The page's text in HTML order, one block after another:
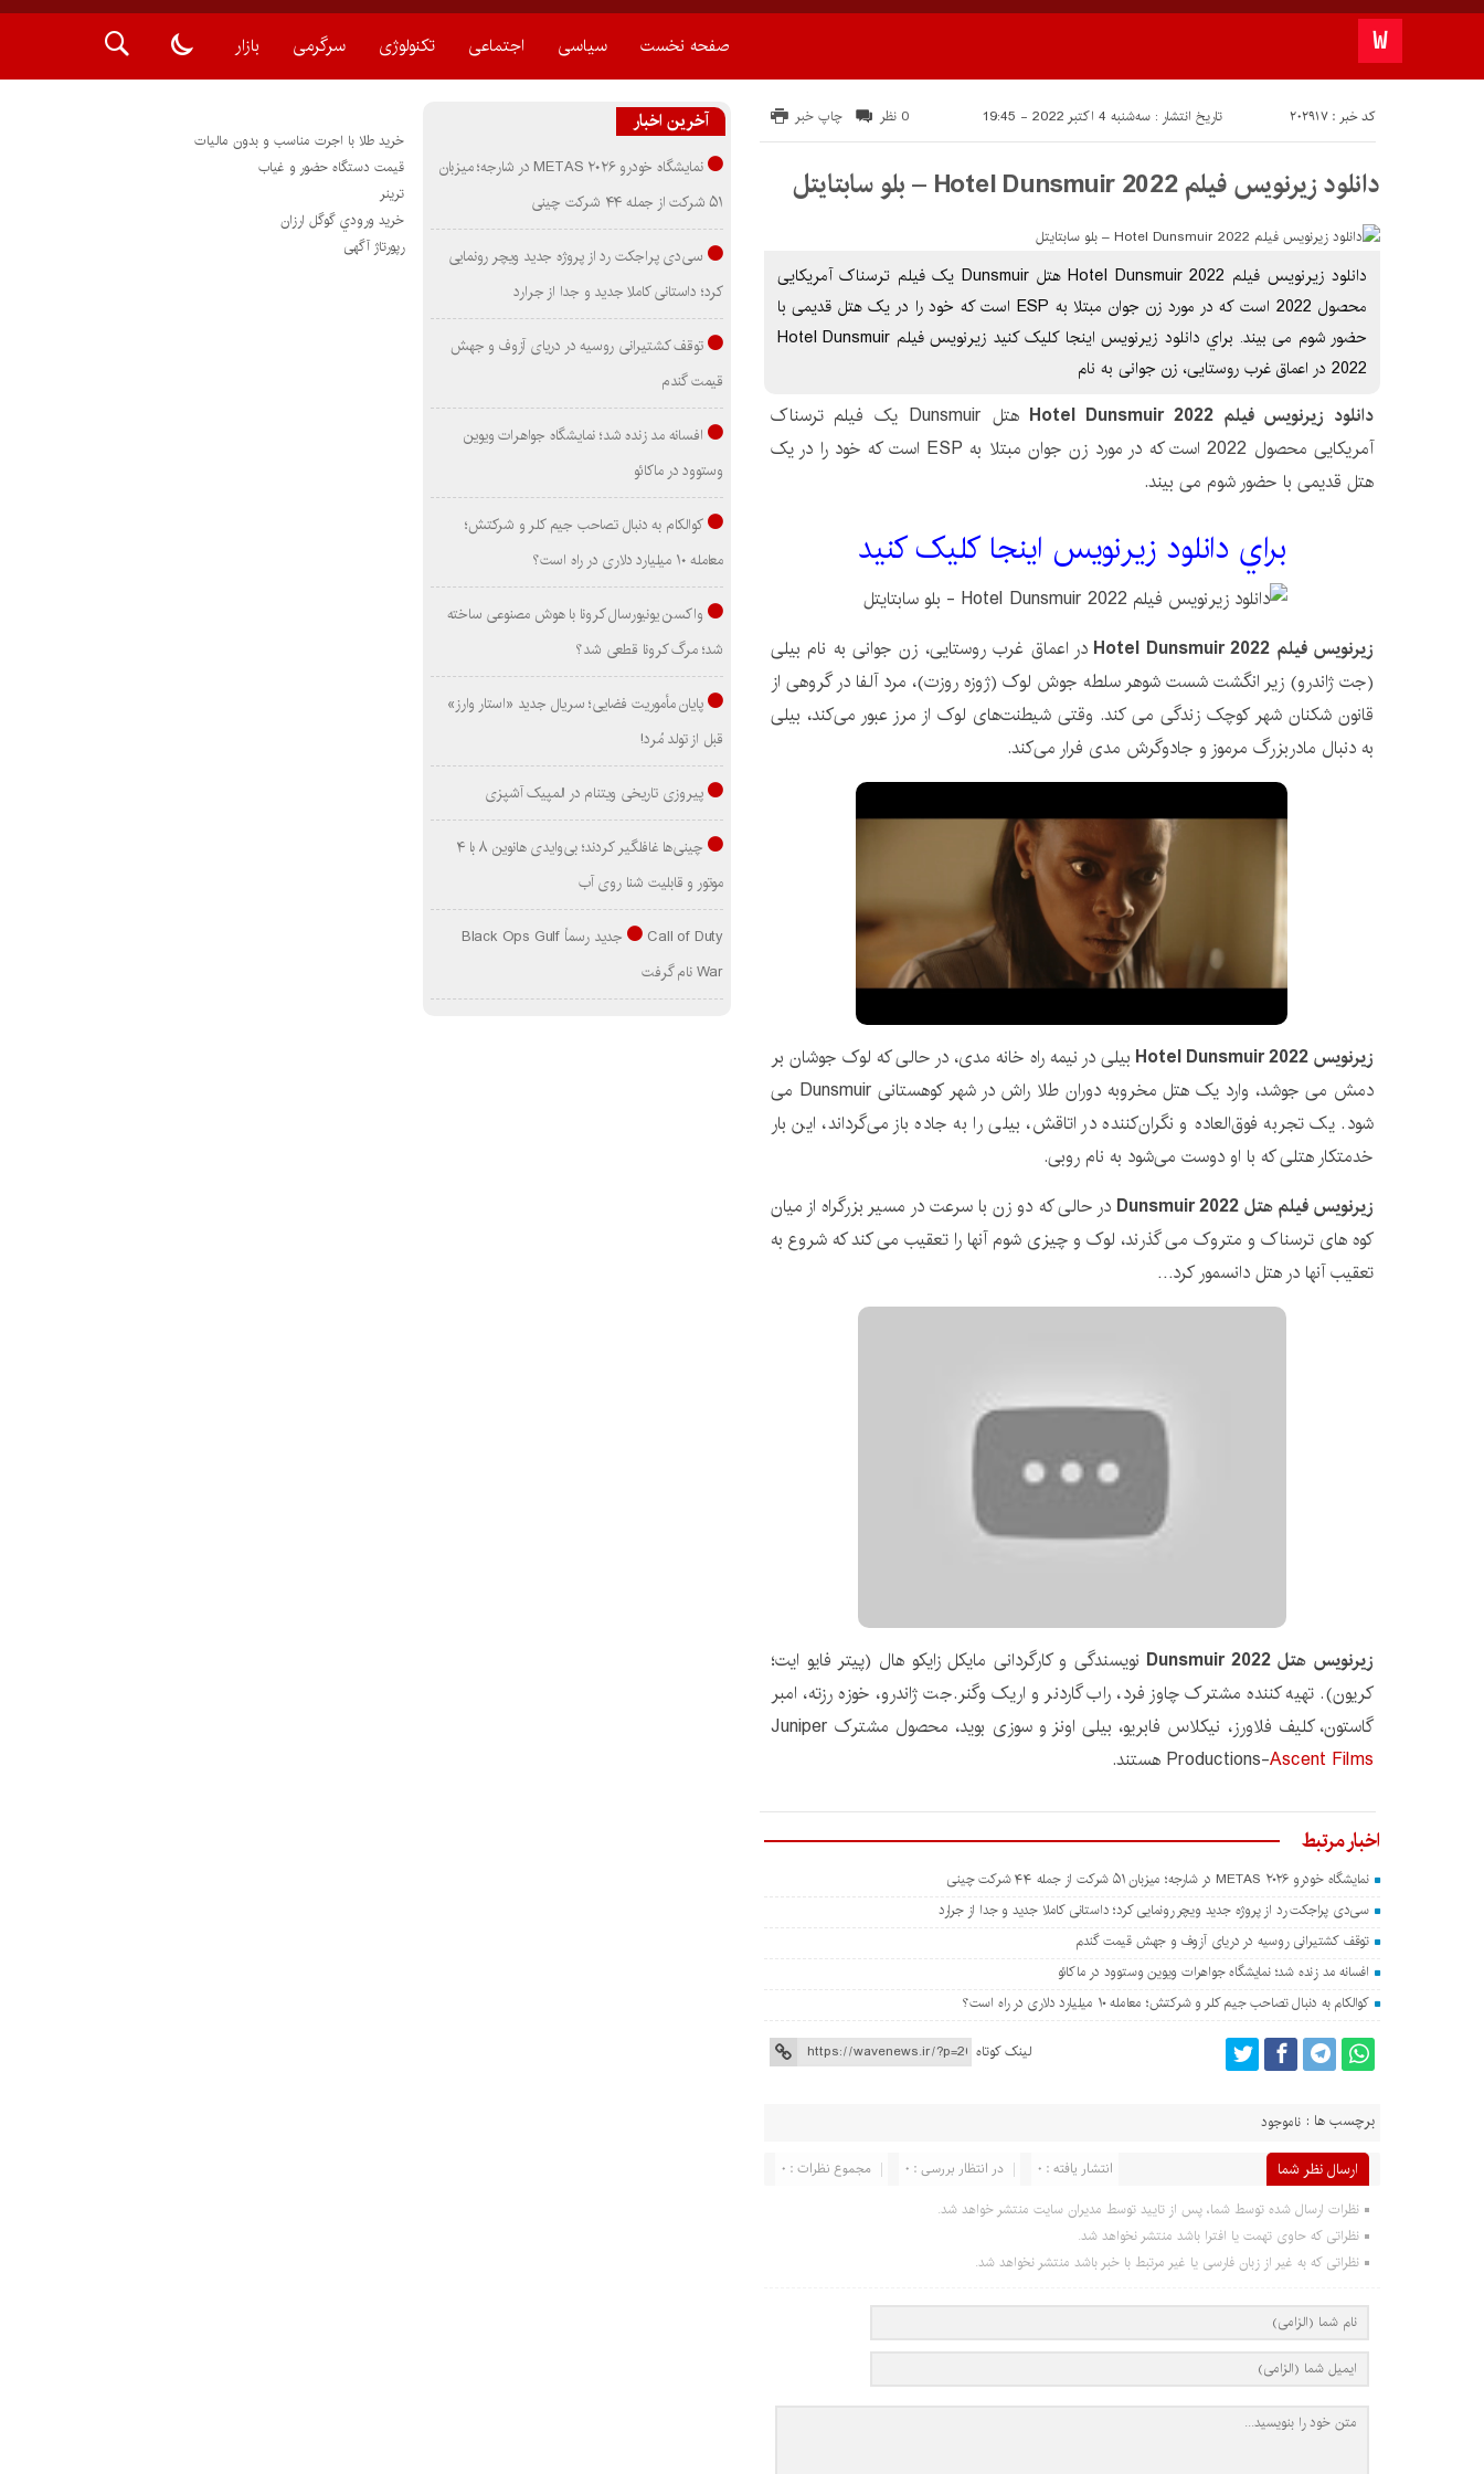
صفحه نخست سیاسی اجتماعی تکنولوژی سرگرمی بازار
تاریخ انتشار : سه‌شنبه 4 اکتبر 2022 - 19:45 کد خبر : 202917 چاپ خبر 0 نظر
دانلود زیرنویس فیلم Hotel Dunsmuir 2022 – بلو سابتايتل
دانلود زیرنویس فیلم Hotel Dunsmuir 2022 هتل Dunsmuir یک فیلم ترسناک آمریکایی
محصول 2022 است که در مورد زن جوان مبتلا به ESP است که خود را در یک هتل قدیمی با
حضور شوم می بیند. براي دانلود زيرنويس اينجا کليک کنيد زیرنویس فیلم Hotel Dunsmuir
2022 در اعماق غرب روستایی، زن جوانی به نام
دانلود زیرنویس فیلم Hotel Dunsmuir 2022
هتل Dunsmuir یک فیلم ترسناک
آمریکایی محصول 2022 است که در مورد زن جوان مبتلا به ESP است که خود را در یک
هتل قدیمی با حضور شوم می بیند.
براي دانلود زيرنويس اينجا کليک کنيد
زیرنویس فیلم Hotel Dunsmuir 2022
در اعماق غرب روستایی، زن جوانی به نام بیلی
(جت ژاندرو) زیر انگشت شست شوهر سلطه جوش لوک (ژوزه روزت)، مرد آلفا در گروهی از
قانون شکنان شهر کوچک زندگی می کند. وقتی شیطنت‌های لوک از مرز عبور می‌کند، بیلی
به دنبال مادربزرگ مرموز و جادوگرش مدی فرار می‌کند.
زیرنویس Hotel Dunsmuir 2022
بیلی در نیمه راه خانه مدی، در حالی که لوک جوشان بر
دمش می جوشد، وارد یک هتل مخروبه دوران طلا راش در شهر کوهستانی Dunsmuir می
شود. یک تجربه فوق‌العاده و نگران‌کننده در اتاقش، بیلی را به جاده باز می‌گرداند، این بار
خدمتکار هتلی که با او دوست می‌شود به نام روبی.
زیرنویس فیلم هتل Dunsmuir 2022
در حالی که دو زن با سرعت در مسیر بزرگراه از میان
کوه های ترسناک و متروک می گذرند، لوک و چیزی شوم آنها را تعقیب می کند که شروع به
تعقیب آنها در هتل دانسمور کرد…
زیرنویس هتل Dunsmuir 2022
نویسندگی و کارگردانی مایکل زایکو هال (پیتر فایو ایت؛
کریون). تهیه کننده مشترک چاوز فرد، راب گاردنر و اریک وگنر.جت ژاندرو، خوزه رزته، امبر
گاستون، کلیف فلاورز، نیکلاس فابریو، بیلی اونز و سوزی بوید، محصول مشترک Juniper
Productions-Ascent Films هستند.
اخبار مرتبط
نمایشگاه خودرو METAS ۲۰۲۶ در شارجه؛ میزبان ۵۱ شرکت از جمله ۴۴ شرکت چینی
سی‌دی پراجکت رد از پروژه جدید ویچر رونمایی کرد؛ داستانی کاملا جدید و جدا از جرارد
توقف کشتیرانی روسیه در دریای آزوف و جهش قیمت گندم
افسانه مد زنده شد؛ نمایشگاه جواهرات ویوین وستوود در ماکائو
کوالکام به دنبال تصاحب جیم کلر و شرکتش؛ معامله ۱۰ میلیارد دلاری در راه است؟
لینک کوتاه
برچسب ها : ناموجود
ارسال نظر شما مجموع نظرات : 0 در انتظار بررسی : 0 انتشار یافته : 0
نظرات ارسال شده توسط شما، پس از تایید توسط مدیران سایت منتشر خواهد شد.
نظراتی که حاوی تهمت یا افترا باشد منتشر نخواهد شد.
نظراتی که به غیر از زبان فارسی یا غیر مرتبط با خبر باشد منتشر نخواهد شد.
آخرین اخبار
نمایشگاه خودرو METAS ۲۰۲۶ در شارجه؛ میزبان
۵۱ شرکت از جمله ۴۴ شرکت چینی
سی‌دی پراجکت رد از پروژه جدید ویچر رونمایی
کرد؛ داستانی کاملا جدید و جدا از جرارد
توقف کشتیرانی روسیه در دریای آزوف و جهش
قیمت گندم
افسانه مد زنده شد؛ نمایشگاه جواهرات ویوین
وستوود در ماکائو
کوالکام به دنبال تصاحب جیم کلر و شرکتش؛
معامله ۱۰ میلیارد دلاری در راه است؟
واکسن یونیورسال کرونا با هوش مصنوعی ساخته
شد؛ مرگ کرونا قطعی شد؟
پایان مأموریت فضایی؛ سریال جدید «استار وارز»
قبل از تولد مُرد!
پیروزی تاریخی ویتنام در المپیک آشپزی
چینی‌ها غافلگیر کردند؛ بی‌وایدی هانوین ۸ با ۴
موتور و قابلیت شنا روی آب
Call of Duty جدید رسماً Black Ops Gulf
War نام گرفت
خرید طلا با اجرت مناسب و بدون مالیات
قیمت دستگاه حضور و غیاب
ترينر
خريد ورودي گوگل ارزان
رپورتاژ آگهی